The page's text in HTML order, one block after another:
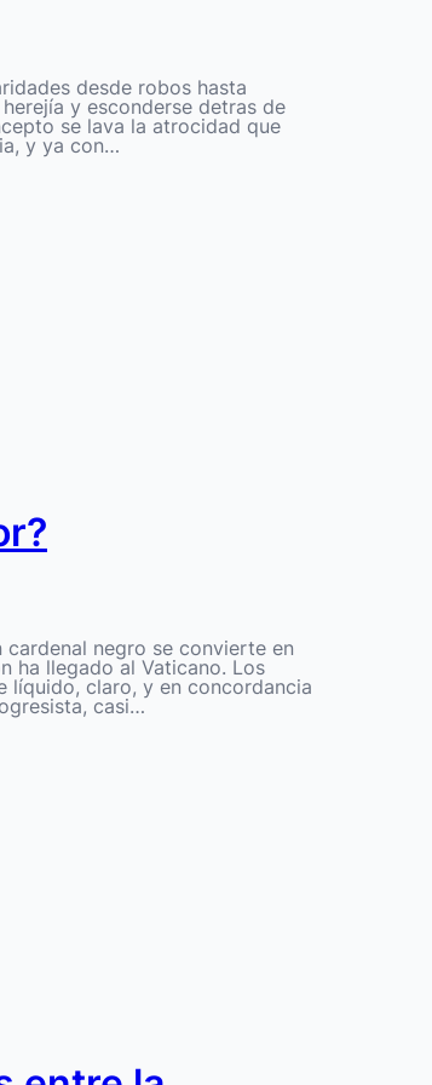
desde robos hasta
y esconderse detras de
se lava la atrocidad que
y ya con…
negro se convierte en
ha llegado al Vaticano. Los
líquido, claro, y en concordancia
casi…